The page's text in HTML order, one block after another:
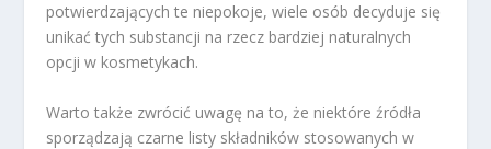
potwierdzających te niepokoje, wiele osób decyduje się
unikać tych substancji na rzecz bardziej naturalnych
opcji w kosmetykach.
Warto także zwrócić uwagę na to, że niektóre źródła
sporządzają czarne listy składników stosowanych w